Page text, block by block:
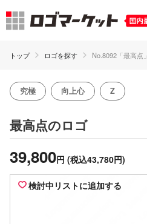
トップ ロゴを探す No.8092「最高点」
究極 向上心 Z
最高点のロゴ
39,800円 (税込43,780円)
検討中リストに追加する